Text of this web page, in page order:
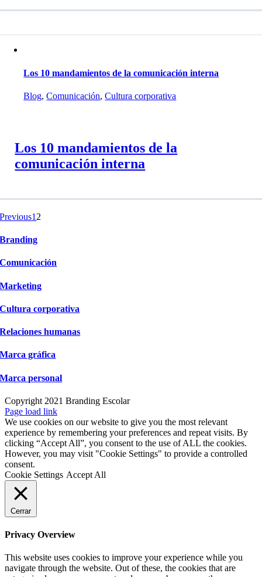
Los 10 mandamientos de la comunicación interna
Blog,Comunicación,Cultura corporativa
Los 10 mandamientos de la
comunicación interna
Previous1 2
Branding
Comunicación
Marketing
Cultura corporativa
Relaciones humanas
Marca gráfica
Marca personal
Copyright 2021 Branding Escolar
X
Instagram
LinkedIn
YouTube
Email
Facebook
Page load link
We use cookies on our website to give you the most relevant
experience by remembering your preferences and repeat visits. By
clicking “Accept All”, you consent to the use of ALL the cookies.
However, you may visit "Cookie Settings" to provide a controlled
consent.
Cookie Settings Accept All
Cerrar
Privacy Overview
This website uses cookies to improve your experience while you
navigate through the website. Out of these, the cookies that are